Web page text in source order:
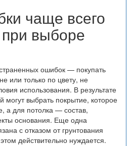
чаще всего
выборе
ошибок — покупать
или только по цвету, не
использования. В результате
могут выбрать покрытие, которое
а для потолка — состав,
основания. Еще одна
с отказом от грунтования
действительно нуждается.